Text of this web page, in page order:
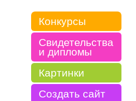
Конкурсы
Свидетельства
и дипломы
Картинки
Создать сайт